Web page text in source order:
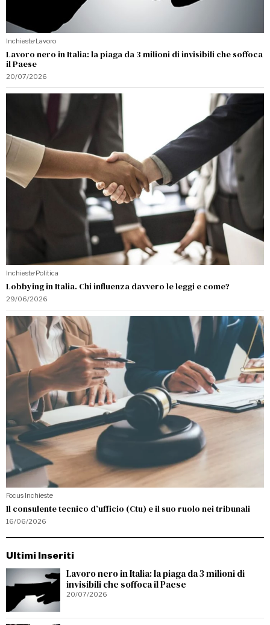
Inchieste·Lavoro
Lavoro nero in Italia: la piaga da 3 milioni di invisibili che soffoca
il Paese
20/07/2026
Inchieste·Politica
Lobbying in Italia. Chi influenza davvero le leggi e come?
29/06/2026
Focus·Inchieste
Il consulente tecnico d’ufficio (Ctu) e il suo ruolo nei tribunali
16/06/2026
Ultimi Inseriti
Lavoro nero in Italia: la piaga da 3 milioni di
invisibili che soffoca il Paese
20/07/2026